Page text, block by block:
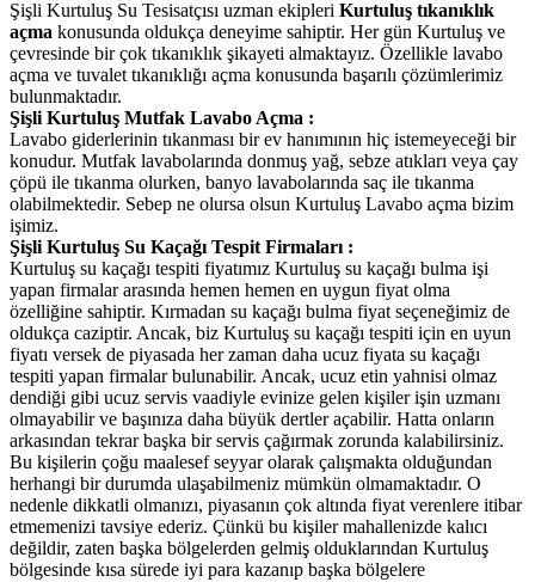
Şişli Kurtuluş Su Tesisatçısı uzman ekipleri Kurtuluş tıkanıklık
açma konusunda oldukça deneyime sahiptir. Her gün Kurtuluş ve
çevresinde bir çok tıkanıklık şikayeti almaktayız. Özellikle lavabo
açma ve tuvalet tıkanıklığı açma konusunda başarılı çözümlerimiz
bulunmaktadır.
Şişli Kurtuluş Mutfak Lavabo Açma :
Lavabo giderlerinin tıkanması bir ev hanımının hiç istemeyeceği bir
konudur. Mutfak lavabolarında donmuş yağ, sebze atıkları veya çay
çöpü ile tıkanma olurken, banyo lavabolarında saç ile tıkanma
olabilmektedir. Sebep ne olursa olsun Kurtuluş Lavabo açma bizim
işimiz.
Şişli Kurtuluş Su Kaçağı Tespit Firmaları :
Kurtuluş su kaçağı tespiti fiyatımız Kurtuluş su kaçağı bulma işi
yapan firmalar arasında hemen hemen en uygun fiyat olma
özelliğine sahiptir. Kırmadan su kaçağı bulma fiyat seçeneğimiz de
oldukça caziptir. Ancak, biz Kurtuluş su kaçağı tespiti için en uyun
fiyatı versek de piyasada her zaman daha ucuz fiyata su kaçağı
tespiti yapan firmalar bulunabilir. Ancak, ucuz etin yahnisi olmaz
dendiği gibi ucuz servis vaadiyle evinize gelen kişiler işin uzmanı
olmayabilir ve başınıza daha büyük dertler açabilir. Hatta onların
arkasından tekrar başka bir servis çağırmak zorunda kalabilirsiniz.
Bu kişilerin çoğu maalesef seyyar olarak çalışmakta olduğundan
herhangi bir durumda ulaşabilmeniz mümkün olmamaktadır. O
nedenle dikkatli olmanızı, piyasanın çok altında fiyat verenlere itibar
etmemenizi tavsiye ederiz. Çünkü bu kişiler mahallenizde kalıcı
değildir, zaten başka bölgelerden gelmiş olduklarından Kurtuluş
bölgesinde kısa sürede iyi para kazanıp başka bölgelere